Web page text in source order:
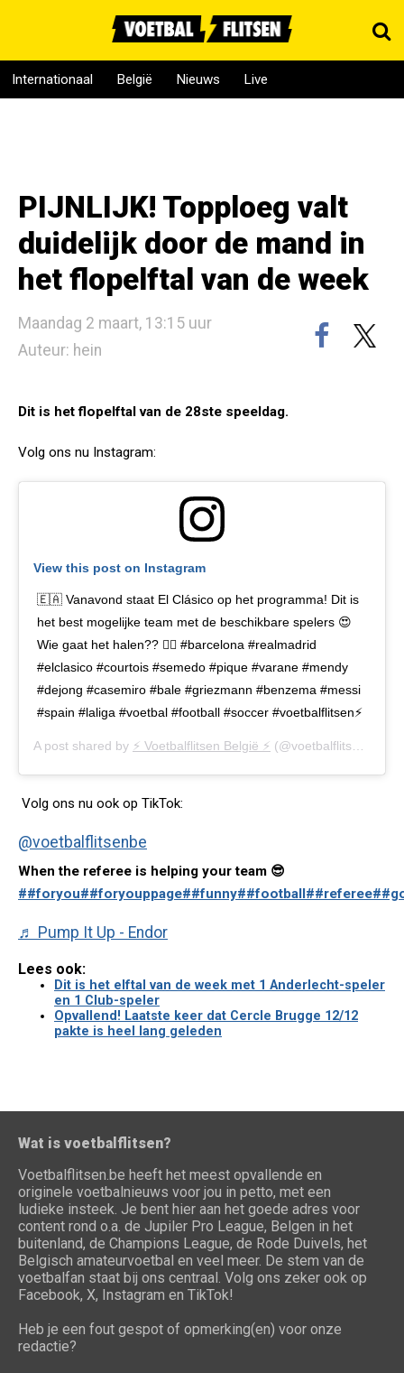
Internationaal België Nieuws Live
PIJNLIJK! Topploeg valt
duidelijk door de mand in
het flopelftal van de week
Maandag 2 maart, 13:15 uur
Auteur: hein
Dit is het flopelftal van de 28ste speeldag.
Volg ons nu Instagram:
View this post on Instagram
🇪🇦 Vanavond staat El Clásico op het programma! Dit is
het best mogelijke team met de beschikbare spelers 😍
Wie gaat het halen?? 👇🏼 #barcelona #realmadrid
#elclasico #courtois #semedo #pique #varane #mendy
#dejong #casemiro #bale #griezmann #benzema #messi
#spain #laliga #voetbal #football #soccer #voetbalflitsen⚡
A post shared by ⚡️ Voetbalflitsen België ⚡️ (@voetbalflitsen.be) on
Volg ons nu ook op TikTok:
@voetbalflitsenbe
When the referee is helping your team 😎
##foryou##foryouppage##funny##football##referee
♬ Pump It Up - Endor
Lees ook:
Dit is het elftal van de week met 1 Anderlecht-speler
en 1 Club-speler
Opvallend! Laatste keer dat Cercle Brugge 12/12
pakte is heel lang geleden
Wat is voetbalflitsen?
Voetbalflitsen.be heeft het meest opvallende en
originele voetbalnieuws voor jou in petto, met een
ludieke insteek. Je bent hier aan het goede adres voor
content rond o.a. de Jupiler Pro League, Belgen in het
buitenland, de Champions League, de Rode Duivels, het
Belgisch amateurvoetbal en veel meer. De stem van de
voetbalfan staat bij ons centraal. Volg ons zeker ook op
Facebook, X, Instagram en TikTok!
Heb je een fout gespot of opmerking(en) voor onze
redactie?